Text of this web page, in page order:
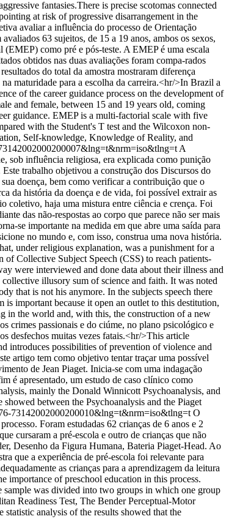
fantasies.There is precise scotomas connected
at risk of progressive disarrangement in the
avaliar a influência do processo de Orientação
63 sujeitos, de 15 a 19 anos, ambos os sexos,
como pré e pós-teste. A EMEP é uma escala
obtidos nas duas avaliações foram compa-rados
do total da amostra mostraram diferença
maturidade para a escolha da carreira.<hr/>In Brazil a
of the career guidance process on the development of
and female, between 15 and 19 years old, coming
guidance. EMEP is a multi-factorial scale with five
with the Student's T test and the Wilcoxon non-
Self-knowledge, Knowledge of Reality, and
A
sob influência religiosa, era explicada como punição
trabalho objetivou a construção dos Discursos do
sua doença, bem como verificar a contribuição que o
da história da doença e de vida, foi possível extrair as
coletivo, haja uma mistura entre ciência e crença. Foi
das não-respostas ao corpo que parece não ser mais
se importante na medida em que abre uma saída para
no mundo e, com isso, construa uma nova história.
under religious explanation, was a punishment for a
of Collective Subject Speech (CSS) to reach patients-
were interviewed and done data about their illness and
illusory sum of science and faith. It was noted
that is not his anymore. In the subjects speech there
important because it open an outlet to this destitution,
in the world and, with this, the construction of a new
crimes passionais e do ciúme, no plano psicológico e
desfechos muitas vezes fatais.<hr/>This article
introduces possibilities of prevention of violence and
artigo tem como objetivo tentar traçar uma possível
de Jean Piaget. Inicia-se com uma indagação
é apresentado, um estudo de caso clínico como
mainly the Donald Winnicott Psychoanalysis, and
between the Psychoanalysis and the Piaget
73142002000200010&lng=t&nrm=iso&tlng=t O
Foram estudadas 62 crianças de 6 anos e 2
cursaram a pré-escola e outro de crianças que não
Desenho da Figura Humana, Bateria Piaget-Head. Ao
que a experiência de pré-escola foi relevante para
as crianças para a aprendizagem da leitura
importance of preschool education in this process.
was divided into two groups in which one group
Readiness Test, The Bender Perceptual-Motor
analysis of the results showed that the